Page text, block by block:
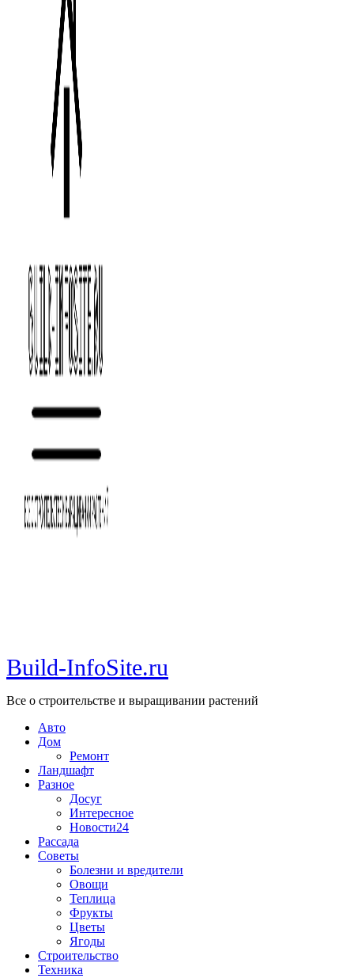
Build-InfoSite.ru
Все о строительстве и выращивании растений
Авто
Дом
Ремонт
Ландшафт
Разное
Досуг
Интересное
Новости24
Рассада
Советы
Болезни и вредители
Овощи
Теплица
Фрукты
Цветы
Ягоды
Строительство
Техника